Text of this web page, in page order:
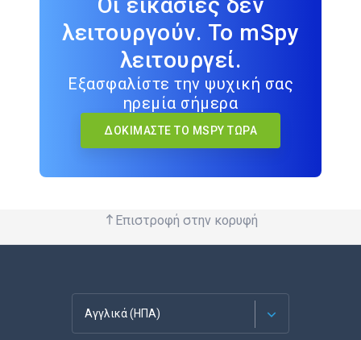
λειτουργούν. Το mSpy
λειτουργεί.
Εξασφαλίστε την ψυχική σας
ηρεμία σήμερα
ΔΟΚΙΜΆΣΤΕ ΤΟ MSPY ΤΏΡΑ
Επιστροφή στην κορυφή
Αγγλικά (ΗΠΑ)